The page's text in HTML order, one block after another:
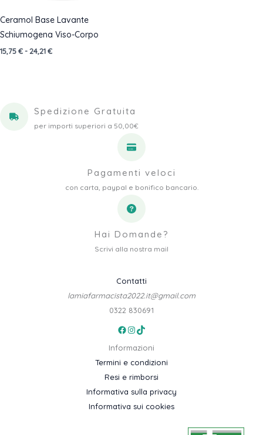
Ceramol Base Lavante
Schiumogena Viso-Corpo
15,75€-24,21€Fascia
24,21 €
Spedizione Gratuita
per importi superiori a 50,00€
Pagamenti veloci
con carta, paypal e bonifico bancario.
Hai Domande?
Scrivi alla nostra mail
Contatti
lamiafarmacista2022.it@gmail.com
0322 830691
Facebook
Instagram
TikTok
Informazioni
Termini e condizioni
Resi e rimborsi
Informativa sulla privacy
Informativa sui cookies